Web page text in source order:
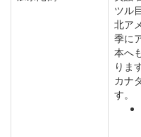
ツル
北ア
季に
本へ
りま
カナ
す。